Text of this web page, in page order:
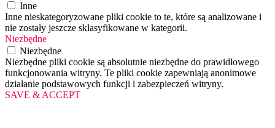
Inne
Inne nieskategoryzowane pliki cookie to te, które są analizowane i
nie zostały jeszcze sklasyfikowane w kategorii.
Niezbędne
Niezbędne
Niezbędne pliki cookie są absolutnie niezbędne do prawidłowego
funkcjonowania witryny. Te pliki cookie zapewniają anonimowe
działanie podstawowych funkcji i zabezpieczeń witryny.
SAVE & ACCEPT